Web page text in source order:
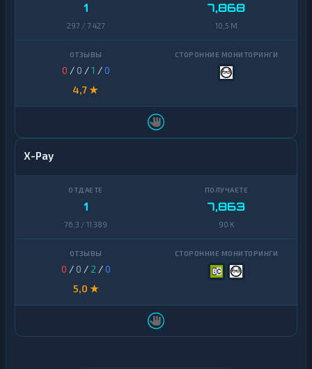
1
297 / 7 427
7,868
10,5 M
0 / 0 /1 /0
4,7 ★
X-Pay
1
76,3 / 11 389
7,863
90 K
0 / 0 / 2 /0
5,0 ★